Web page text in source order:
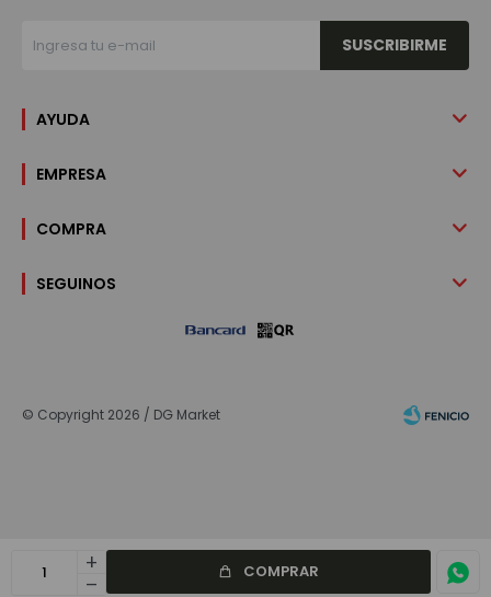
add
remove
COMPRAR
SUSCRIBIRME
AYUDA
EMPRESA
COMPRA
SEGUINOS
© Copyright 2026 / DG Market
Fenicio